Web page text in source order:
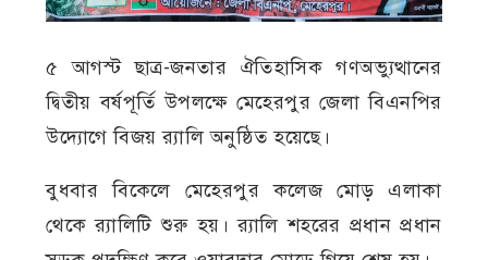
৫ আগস্ট ছাত্র-জনতার ঐতিহাসিক গণঅভ্যুত্থানের
দ্বিতীয় বর্ষপূর্তি উপলক্ষে মেহেরপুর জেলা বিএনপির
উদ্যোগে বিজয় র‍্যালি অনুষ্ঠিত হয়েছে।
বুধবার বিকেলে মেহেরপুর কলেজ মোড় এলাকা
থেকে র‍্যালিটি শুরু হয়। র‍্যালি শহরের প্রধান প্রধান